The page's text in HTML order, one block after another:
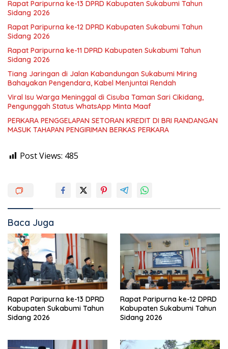
Rapat Paripurna ke-13 DPRD Kabupaten Sukabumi Tahun
Sidang 2026
Rapat Paripurna ke-12 DPRD Kabupaten Sukabumi Tahun
Sidang 2026
Rapat Paripurna ke-11 DPRD Kabupaten Sukabumi Tahun
Sidang 2026
Tiang Jaringan di Jalan Kabandungan Sukabumi Miring
Bahayakan Pengendara, Kabel Menjuntai Rendah
Viral Isu Warga Meninggal di Cisuba Taman Sari Cikidang,
Pengunggah Status WhatsApp Minta Maaf
PERKARA PENGGELAPAN SETORAN KREDIT DI BRI RANDANGAN
MASUK TAHAPAN PENGIRIMAN BERKAS PERKARA
Post Views: 485
Baca Juga
Rapat Paripurna ke-13 DPRD
Kabupaten Sukabumi Tahun
Sidang 2026
Rapat Paripurna ke-12 DPRD
Kabupaten Sukabumi Tahun
Sidang 2026